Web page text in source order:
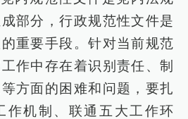
部分，行政规范性文件是
重要手段。针对当前规范
作中存在着识别责任、制
方面的困难和问题，要扎
作机制、联通五大工作环